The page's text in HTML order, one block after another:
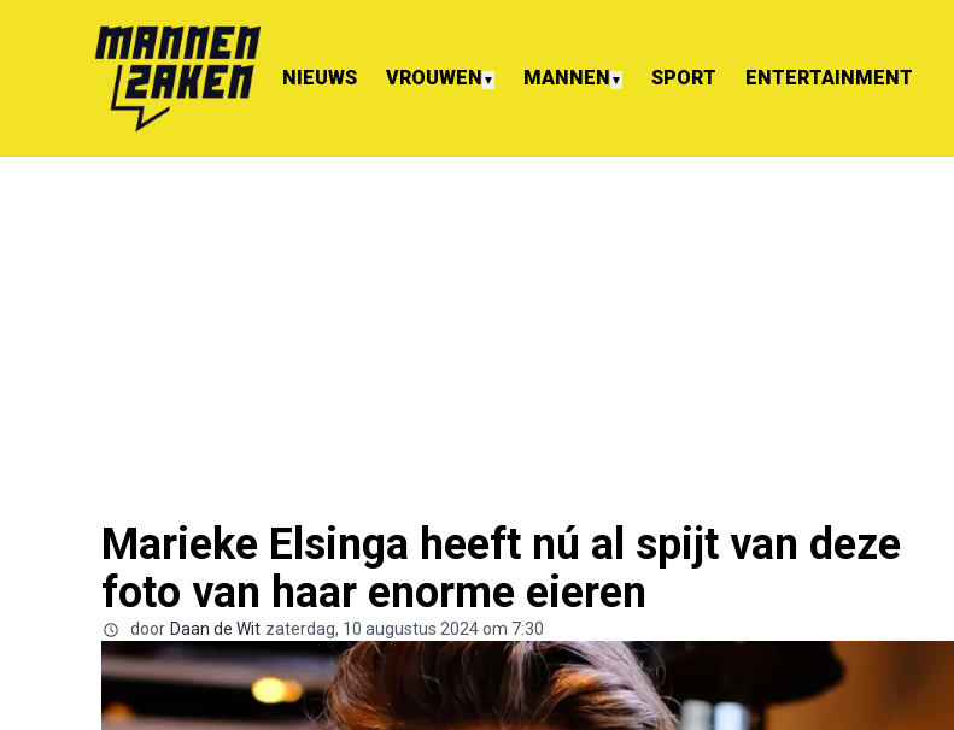
NIEUWS VROUWEN ▼ MANNEN ▼ SPORT ENTERTAINMENT
Marieke Elsinga heeft nú al spijt van deze
foto van haar enorme eieren
door Daan de Wit zaterdag, 10 augustus 2024 om 7:30